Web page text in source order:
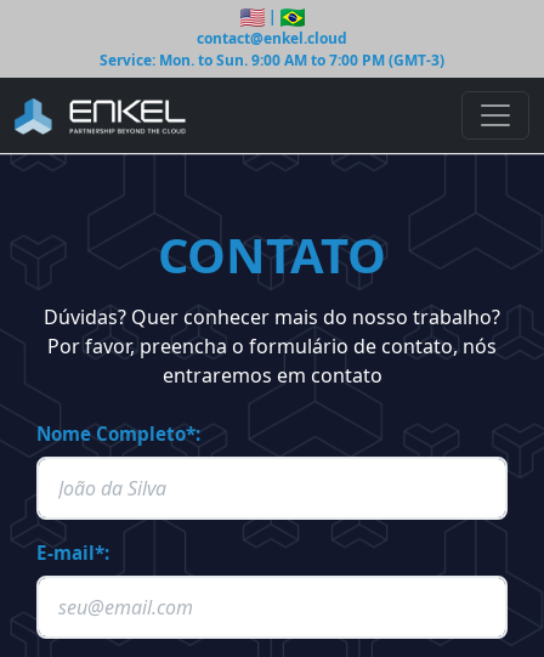
|
contact@enkel.cloud
Service: Mon. to Sun. 9:00 AM to 7:00 PM (GMT-3)
CONTATO
Dúvidas? Quer conhecer mais do nosso trabalho?
Por favor, preencha o formulário de contato, nós
entraremos em contato
Nome Completo*:
E-mail*: